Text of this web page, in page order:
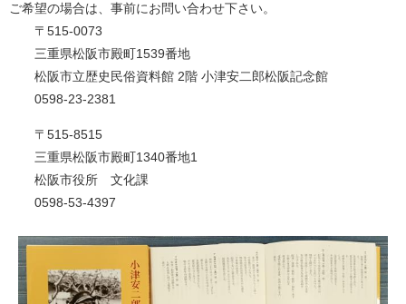
ご希望の場合は、事前にお問い合わせ下さい。
〒515-0073
三重県松阪市殿町1539番地
松阪市立歴史民俗資料館 2階 小津安二郎松阪記念館
0598-23-2381
〒515-8515
三重県松阪市殿町1340番地1
松阪市役所 文化課
0598-53-4397